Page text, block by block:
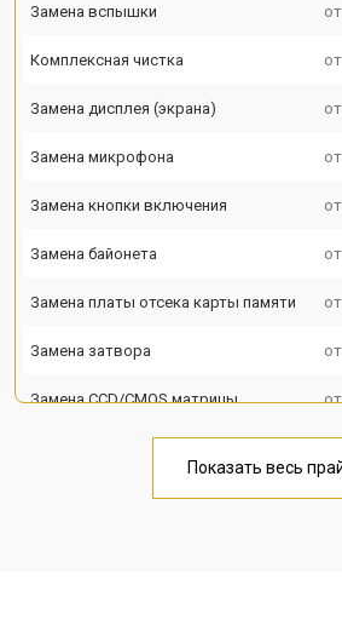
Замена вспышки
Комплексная чистка
Замена дисплея (экрана)
Замена микрофона
Замена кнопки включения
Замена байонета
Замена платы отсека карты памяти
Замена затвора
Замена CCD/CMOS матрицы
Чистка матрицы
Показать весь